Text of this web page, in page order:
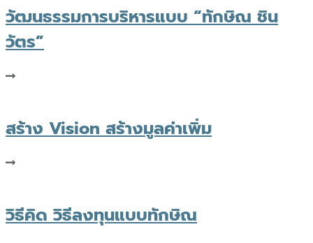
วัฒนธรรมการบริหารแบบ “ทักษิณ ชิน
วัตร”
สร้าง Vision สร้างมูลค่าเพิ่ม
วิธีคิด วิธีลงทุนแบบทักษิณ